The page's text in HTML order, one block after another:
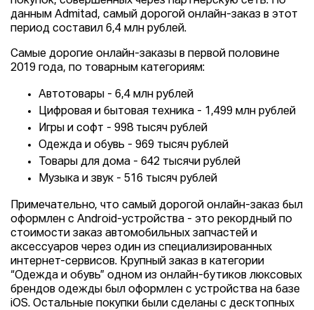
данным Admitad, самый дорогой онлайн-заказ в этот
период составил 6,4 млн рублей.
Самые дорогие онлайн-заказы в первой половине
2019 года, по товарным категориям:
Автотовары - 6,4 млн рублей
Цифровая и бытовая техника - 1,499 млн рублей
Игры и софт - 998 тысяч рублей
Одежда и обувь - 969 тысяч рублей
Товары для дома - 642 тысячи рублей
Музыка и звук - 516 тысяч рублей
Примечательно, что самый дорогой онлайн-заказ был
оформлен с Android-устройства - это рекордный по
стоимости заказ автомобильных запчастей и
аксессуаров через один из специализированных
интернет-сервисов. Крупный заказ в категории
“Одежда и обувь” одном из онлайн-бутиков люксовых
брендов одежды был оформлен с устройства на базе
iOS. Остальные покупки были сделаны с десктопных